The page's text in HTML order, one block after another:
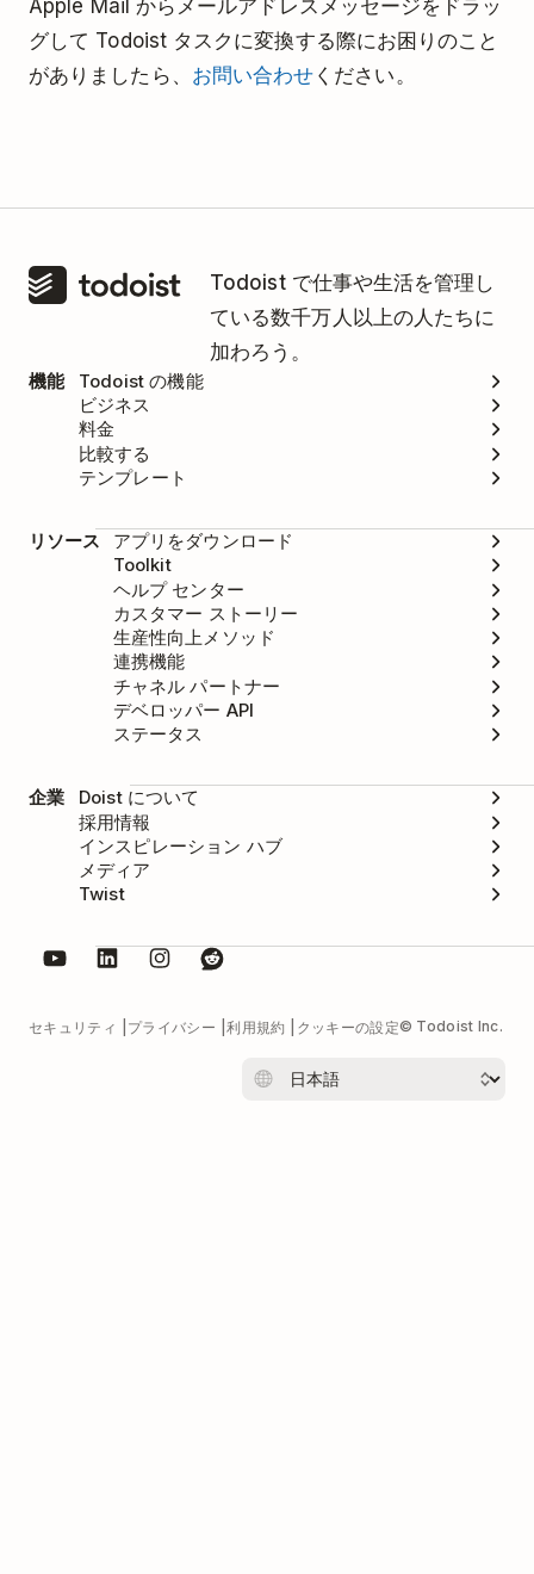
Apple Mail からメールアドレスメッセージをドラッ
グして Todoist タスクに変換する際にお困りのこと
がありましたら、 お問い合わせ ください。
Todoist で仕事や生活を管理し
ている数千万人以上の人たちに
加わろう。
機能
Todoist の機能
ビジネス
料金
比較する
テンプレート
リソース
アプリをダウンロード
Toolkit
ヘルプ センター
カスタマー ストーリー
生産性向上メソッド
連携機能
チャネル パートナー
デベロッパー API
ステータス
企業
Doist について
採用情報
インスピレーション ハブ
メディア
Twist
セキュリティ プライバシー 利用規約 クッキーの設定© Todoist Inc.